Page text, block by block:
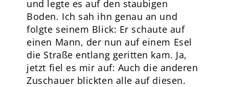
und legte es auf den staubigen
Boden. Ich sah ihn genau an und
folgte seinem Blick: Er schaute auf
einen Mann, der nun auf einem Esel
die Straße entlang geritten kam. Ja,
jetzt fiel es mir auf: Auch die anderen
Zuschauer blickten alle auf diesen.